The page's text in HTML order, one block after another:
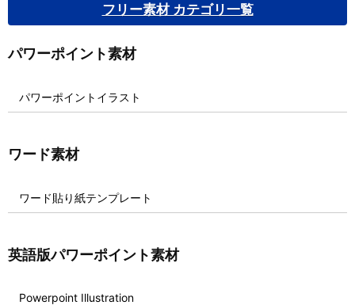
フリー素材 カテゴリ一覧
パワーポイント素材
パワーポイントイラスト
ワード素材
ワード貼り紙テンプレート
英語版パワーポイント素材
Powerpoint Illustration